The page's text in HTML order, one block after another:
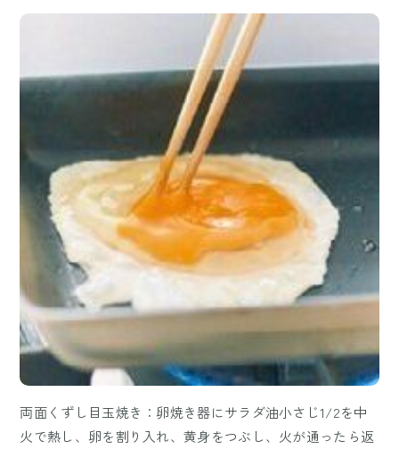
両面くずし目玉焼き：卵焼き器にサラダ油小さじ1/2を中
火で熱し、卵を割り入れ、黄身をつぶし、火が通ったら返